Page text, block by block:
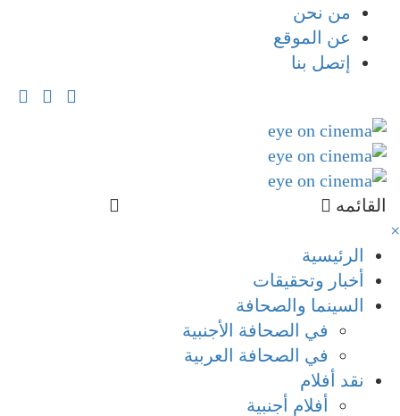
من نحن
عن الموقع
إتصل بنا
القائمه
×
الرئيسية
أخبار وتحقيقات
السينما والصحافة
في الصحافة الأجنبية
في الصحافة العربية
نقد أفلام
أفلام أجنبية